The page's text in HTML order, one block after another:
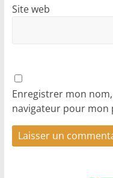
Site web
Enregistrer mon
navigateur pour mon